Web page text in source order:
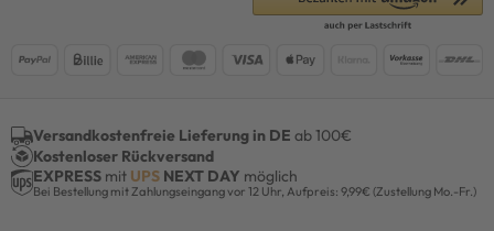
Versandkostenfreie Lieferung in DE ab 100€
Kostenloser Rückversand
EXPRESS mit UPS NEXT DAY möglich
Bei Bestellung mit Zahlungseingang vor 12 Uhr, Aufpreis: 9,99€ (Zustellung Mo.-Fr.)